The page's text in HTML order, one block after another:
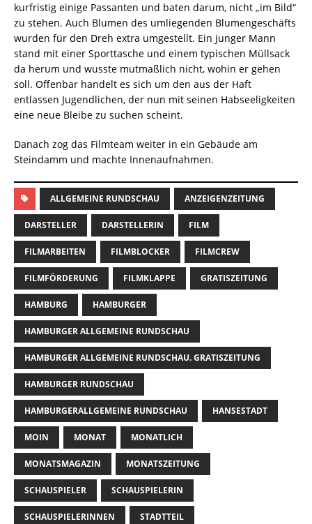
kurfristig einige Passanten und baten darum, nicht „im Bild“
zu stehen. Auch Blumen des umliegenden Blumengeschäfts
wurden für den Dreh extra umgestellt. Ein junger Mann
stand mit einer Sporttasche und einem typischen Müllsack
da herum und wusste mutmaßlich nicht, wohin er gehen
soll. Offenbar handelt es sich um den aus der Haft
entlassen Jugendlichen, der nun mit seinen Habseeligkeiten
eine neue Bleibe zu suchen scheint.
Danach zog das Filmteam weiter in ein Gebäude am
Steindamm und machte Innenaufnahmen.
ALLGEMEINE RUNDSCHAU ANZEIGENZEITUNG
DARSTELLER DARSTELLERIN FILM
FILMARBEITEN FILMBLOCKER FILMCREW
FILMFÖRDERUNG FILMKLAPPE GRATISZEITUNG
HAMBURG HAMBURGER
HAMBURGER ALLGEMEINE RUNDSCHAU
HAMBURGER ALLGEMEINE RUNDSCHAU. GRATISZEITUNG
HAMBURGER RUNDSCHAU
HAMBURGERALLGEMEINE RUNDSCHAU HANSESTADT
MOIN MONAT MONATLICH
MONATSMAGAZIN MONATSZEITUNG
SCHAUSPIELER SCHAUSPIELERIN
SCHAUSPIELERINNEN STADTTEIL